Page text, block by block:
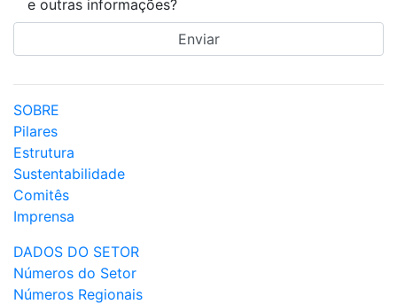
e outras informações?
SOBRE
Pilares
Estrutura
Sustentabilidade
Comitês
Imprensa
DADOS DO SETOR
Números do Setor
Números Regionais